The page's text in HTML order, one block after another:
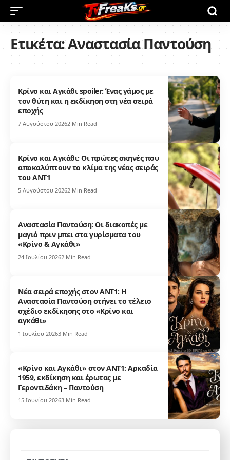
Ετικέτα:Αναστασία Παντούση
Κρίνο και Αγκάθι spoiler: Ένας γάμος με
τον θύτη και η εκδίκηση στη νέα σειρά
εποχής
7 Αυγούστου 20262 Min Read
Κρίνο και Αγκάθι: Οι πρώτες σκηνές που
αποκαλύπτουν το κλίμα της νέας σειράς
του ΑΝΤ1
5 Αυγούστου 20262 Min Read
Αναστασία Παντούση: Οι διακοπές με
μαγιό πριν μπει στα γυρίσματα του
«Κρίνο & Αγκάθι»
24 Ιουλίου 20262 Min Read
Νέα σειρά εποχής στον ΑΝΤ1: Η
Αναστασία Παντούση στήνει το τέλειο
σχέδιο εκδίκησης στο «Κρίνο και
αγκάθι»
1 Ιουλίου 20263 Min Read
«Κρίνο και Αγκάθι» στον ΑΝΤ1: Αρκαδία
1959, εκδίκηση και έρωτας με
Γεροντιδάκη – Παντούση
15 Ιουνίου 20263 Min Read